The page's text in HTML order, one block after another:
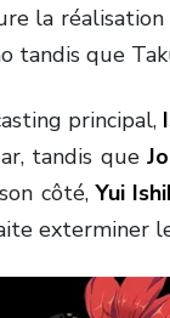
la
tandis que
principal,
tandis que
côté,Yui
exterminer